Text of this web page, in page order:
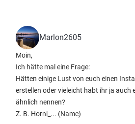
Marlon2605
Moin,
Ich hätte mal eine Frage:
Hätten einige Lust von euch einen
erstellen oder vieleicht habt ihr ja auch
ähnlich nennen?
Z. B. Horni_... (Name)